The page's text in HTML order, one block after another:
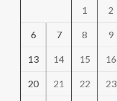
1 2
6 7 8 9
13 14 15 16
20 21 22 23